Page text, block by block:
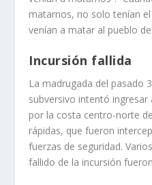
matarnos, no solo tenían
venían a matar al pueblo
Incursión fallida
La madrugada del pasado
subversivo intentó
por la costa centro-norte
rápidas, que fueron
fuerzas de seguridad.
fallido de la incursión